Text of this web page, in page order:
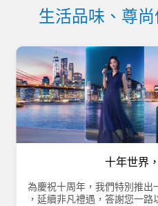
生活品味、尊
十年世界
為慶祝十周年，我們特別推出
，延續非凡禮遇，答謝您一